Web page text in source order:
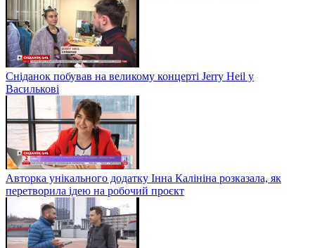
Сніданок побував на великому концерті Jerry Heil у
Василькові
Авторка унікального додатку Інна Калініна розказала, як
перетворила ідею на робочий проєкт